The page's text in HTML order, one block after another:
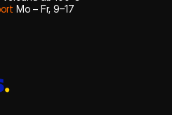
Mo – Fr, 9–17